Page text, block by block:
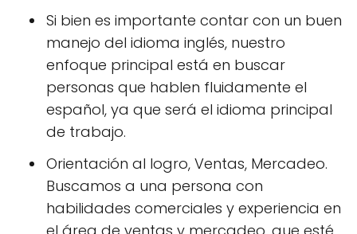
Si bien es importante contar con un buen
manejo del idioma inglés, nuestro
enfoque principal está en buscar
personas que hablen fluidamente el
español, ya que será el idioma principal
de trabajo.
Orientación al logro, Ventas, Mercadeo.
Buscamos a una persona con
habilidades comerciales y experiencia en